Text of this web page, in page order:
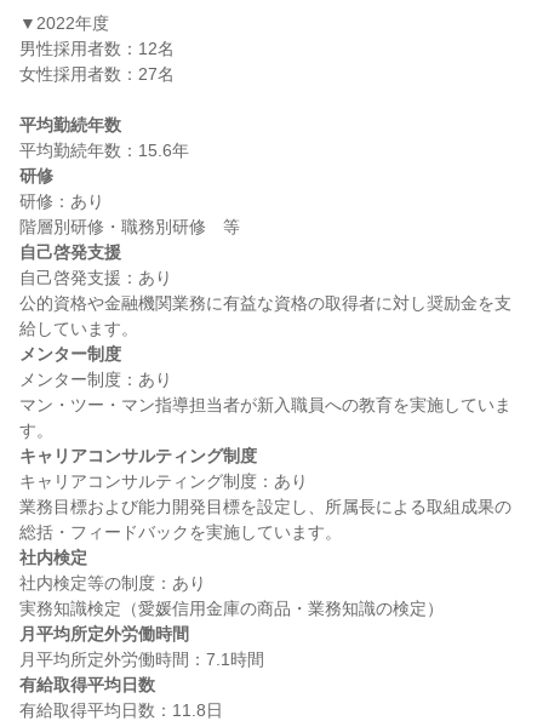
▼2022年度
男性採用者数：12名
女性採用者数：27名
平均勤続年数
研修
研修：あり
自己啓発支援
自己啓発支援：あり
公的資格や金融機関業務に有益な資格の取得者に対し奨励金を支
メンター制度
メンター制度：あり
マン・ツー・マン指導担当者が新入職員への教育を実施していま
キャリアコンサルティング制度
キャリアコンサルティング制度：あり
業務目標および能力開発目標を設定し、所属長による取組成果の
社内検定
社内検定等の制度：あり
月平均所定外労働時間
有給取得平均日数